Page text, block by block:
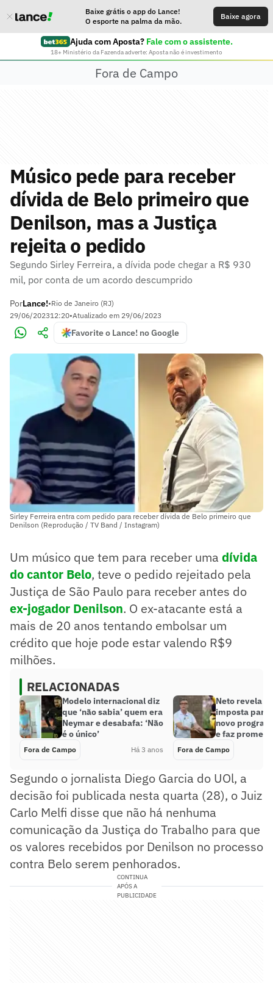
Baixe grátis o app do Lance!
O esporte na palma da mão.
Baixe agora
Ajuda com Aposta? Fale com o assistente.
18+ Ministério da Fazenda adverte: Aposta não é investimento
Fora de Campo
Músico pede para receber
dívida de Belo primeiro que
Denilson, mas a Justiça
rejeita o pedido
Segundo Sirley Ferreira, a dívida pode chegar a R$ 930
mil, por conta de um acordo descumprido
PorLance!•Rio de Janeiro (RJ)
29/06/202312:20•Atualizado em 29/06/2023
Favorite o Lance! no Google
Sirley Ferreira entra com pedido para receber dívida de Belo primeiro que
Denilson (Reprodução / TV Band / Instagram)
Um músico que tem para receber uma dívida
do cantor Belo, teve o pedido rejeitado pela
Justiça de São Paulo para receber antes do
ex-jogador Denilson. O ex-atacante está a
mais de 20 anos tentando embolsar um
crédito que hoje pode estar valendo R$9
milhões.
RELACIONADAS
Modelo internacional diz
que ‘não sabia’ quem era
Neymar e desabafa: ‘Não
é o único’
Fora de Campo Há 3 anos
Neto revela
imposta para
novo
e faz
Fora de Campo
Segundo o jornalista Diego Garcia do UOl, a
decisão foi publicada nesta quarta (28), o Juiz
Carlo Melfi disse que não há nenhuma
comunicação da Justiça do Trabalho para que
os valores recebidos por Denilson no processo
contra Belo serem penhorados.
CONTINUA
APÓS A
PUBLICIDADE